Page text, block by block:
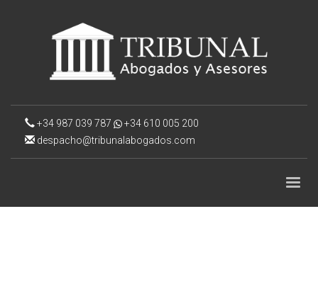
+34 987 039 787
+34 610 005 200
despacho@tribunalabogados.com